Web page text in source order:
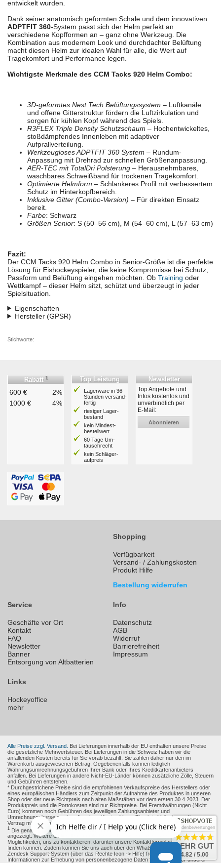
entwickelt wurden.
Dank seiner anatomisch geformten Schale und dem innovativen
ADPTFIT 360-System passt sich der Helm perfekt an
verschiedene Kopfformen an – ganz ohne Werkzeug. Die
Kombination aus modernem Look und durchdachter Belüftung
macht diesen Helm zur idealen Wahl für alle, die Wert auf
Tragekomfort und Performance legen.
Wichtigste Merkmale des CCM Tacks 920 Helm Combo:
3D-geformtes Nest Tech Belüftungssystem – Luftkanäle
und offene Gitterstruktur fördern die Luftzirkulation und
sorgen für kühlen Kopf während des Spiels.
R3FLEX Triple Density Schutzschaum – Hochentwickeltes,
stoßdämpfendes Innenleben mit adaptiver
Aufprallverteilung.
Werkzeugloses ADPTFIT 360 System – Rundum-
Anpassung mit Drehrad zur schnellen Größenanpassung.
AER-TEC mit TotalDri Polsterung – Herausnehmbares,
waschbares Schweißband für trockenen Tragekomfort.
Optimierte Helmform – Schlankeres Profil mit verbessertem
Schutz im Hinterkopfbereich.
Inklusive Gitter (Combo-Version) – Für direkten Einsatz
bereit.
Farbe: Schwarz
Größen Senior: S (50–56 cm), M (54–60 cm), L (57–63 cm)
Fazit:
Der CCM Tacks 920 Helm Combo in Senior-Größe ist die perfekte
Lösung für Eishockeyspieler, die keine Kompromisse bei Schutz,
Passform und Belüftung eingehen möchten. Ob Training oder
Wettkampf – dieser Helm sitzt, schützt und überzeugt in jeder
Spielsituation.
Eigenschaften
Hersteller (GPSR)
Stichworte:
Rabatt 1
600 €
2%
1000 €
4%
Top Leistung
Lagerware in 36
Stunden ver­sand­
fertig
riesiger Lager­
bestand
kein Mindest­
bestell­wert
60 Tage Um­
tausch­recht
kein Schläger­
aufpreis
Newsletter
Top Angebote und
Infos kostenlos und
unverbindlich per
E-Mail:
Abonnieren
Shopping
Verfügbarkeit
Versand- / Zahlungskosten
Produkt Hilfe
Bestellung widerrufen
Service
Geschäfte vor Ort
Kontakt
FAQ
Newsletter
Banner
Entsorgung von Altbatterien
Info
Datenschutz
AGB
Widerruf
Barrierefreiheit
Impressum
Links
Hockeyoffice
mehr
Alle Preise zzgl. Versand. Bei Lieferungen innerhalb der EU enthalten unsere Preise
die gesetzliche Mehrwertsteuer. Bei Lieferungen in die Schweiz haben wir die
anfallenden Kosten bereits für Sie vorab bezahlt. Sie zahlen daher nur den im
Warenkorb ausgewiesenen Betrag. Gegebenenfalls können lediglich
Währungsumrechnungsgebühren Ihrer Bank oder Ihres Kreditkartenanbieters
anfallen. Bei Lieferungen in andere Nicht-EU-Länder können zusätzliche Zölle, Steuern
und Gebühren entstehen.
* Durchgestrichene Preise sind die empfohlenen Verkaufspreise des Herstellers oder
eines europäischen Händlers zum Zeitpunkt der Aufnahme des Produktes in unseren
Shop oder der neue Richtpreis nach alten Maßstäben vor dem ersten 30.4.2023. Der
Produktpreis und die Portokosten sind nur Richtpreise. Bei Fremdwährungen (Nicht
Euro) kommen noch Gebühren des jeweiligen Zahlungsanbieter und
Umrechnungskurse sowie ggf. weitere Kosten hinzu. Dies ist abhängig von Ihren
Vertrag mit den Zahlungsanbieter.
1 Die genaue Höhe des Rabattes wird Ihnen auf der Produkt-Seite und im Warenkorb
angezeigt. Weitere Online-Kommunikationsmittel: Sie haben verschiedene
Möglichkeiten, uns zu kontaktieren, darunter unsere Kontaktformulare, die Sie hier
finden können. Zudem können Sie uns auch über den WhatsApp Messenger oder das
Zendesk Support-System (über das Rechte Icon -> Hilfe) freiwillig erreichen.
Informationen zur Erhebung von personenbezogene Daten finden sie unter unserer
Kundenbewertungen
SEHR GUT
4.82 / 5.00